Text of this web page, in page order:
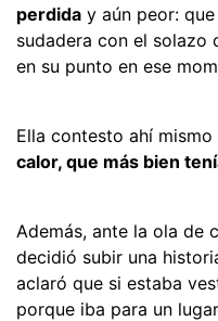
perdida y aún peor:
sudadera con el solazo
en su punto en ese
Ella contesto ahí
calor, que más bien
Además, ante la ola de
decidió subir una
aclaró que si estaba
porque iba para un